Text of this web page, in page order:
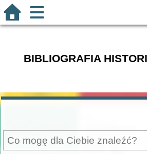
BIBLIOGRAFIA